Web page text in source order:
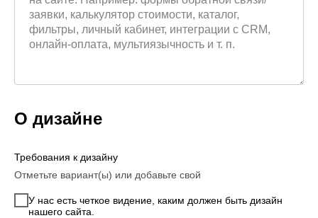
О дизайне
Требования к дизайну
Отметьте вариант(ы) или добавьте свой
У нас есть четкое видение, каким должен быть дизайн
нашего сайта.